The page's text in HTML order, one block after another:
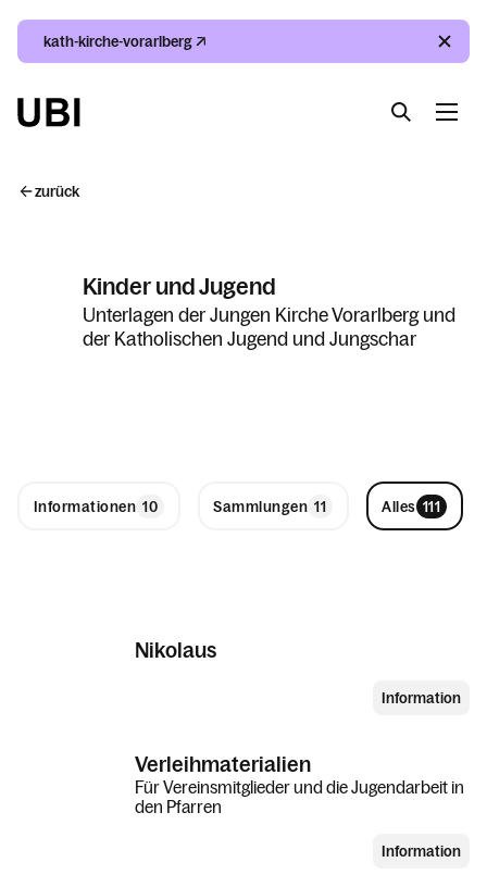
Kalender
kath-kirche-vorarlberg
zurück
Kinder und Jugend
Unterlagen der Jungen Kirche Vorarlberg und
der Katholischen Jugend und Jungschar
Informationen Sammlungen Alles
Nikolaus
Information
Verleihmaterialien
Für Vereinsmitglieder und die Jugendarbeit in
den Pfarren
Information